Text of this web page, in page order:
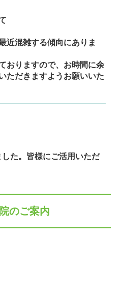
近混雑する傾向にありま
おりますので、 お時間に余
ただきますようお願いいた
た。皆様にご活用いただ
のご案内